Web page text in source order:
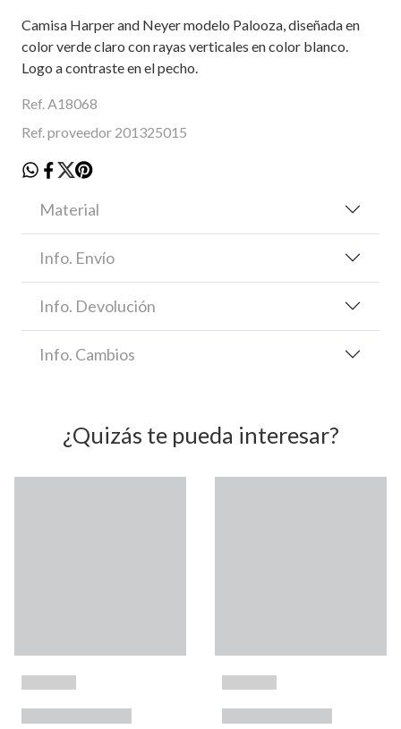
Camisa Harper and Neyer modelo Palooza, diseñada en
color verde claro con rayas verticales en color blanco.
Logo a contraste en el pecho.
Ref. A18068
Ref. proveedor 201325015
Material
Info. Envío
Info. Devolución
Info. Cambios
¿Quizás te pueda interesar?